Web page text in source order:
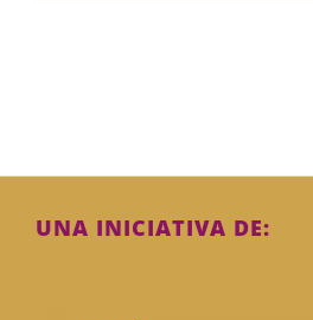
UNA INICIATIVA DE: